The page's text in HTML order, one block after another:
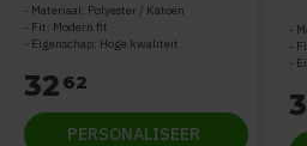
Materiaal: Polyester / Katoen
Fit: Modern fit
Eigenschap: Hoge kwaliteit
32 62
PERSONALISEER